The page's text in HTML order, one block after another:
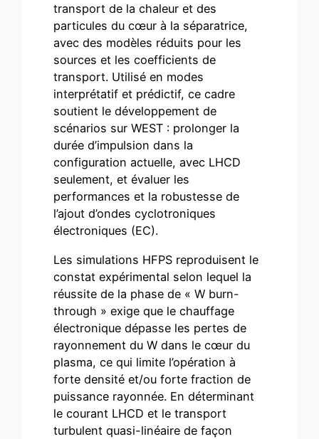
transport de la chaleur et des
particules du cœur à la séparatrice,
avec des modèles réduits pour les
sources et les coefficients de
transport. Utilisé en modes
interprétatif et prédictif, ce cadre
soutient le développement de
scénarios sur WEST : prolonger la
durée d’impulsion dans la
configuration actuelle, avec LHCD
seulement, et évaluer les
performances et la robustesse de
l’ajout d’ondes cyclotroniques
électroniques (EC).
Les simulations HFPS reproduisent le
constat expérimental selon lequel la
réussite de la phase de « W burn-
through » exige que le chauffage
électronique dépasse les pertes de
rayonnement du W dans le cœur du
plasma, ce qui limite l’opération à
forte densité et/ou forte fraction de
puissance rayonnée. En déterminant
le courant LHCD et le transport
turbulent quasi-linéaire de façon